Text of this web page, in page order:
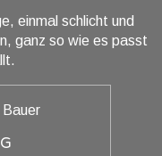
einmal schlicht und
ganz so wie es passt
Bauer